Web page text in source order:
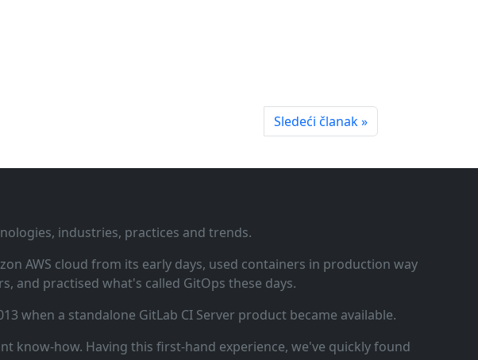
Sledeći članak »
industries, practices and trends.
AWS cloud from its early days, used containers in production way
and practised what's called GitOps these days.
when a standalone GitLab CI Server product became available.
know‑how. Having this first‑hand experience, we've quickly found